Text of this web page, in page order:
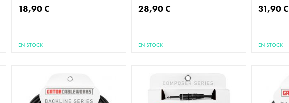
18,90 €
EN STOCK
28,90 €
EN STOCK
31,90 €
EN STOCK